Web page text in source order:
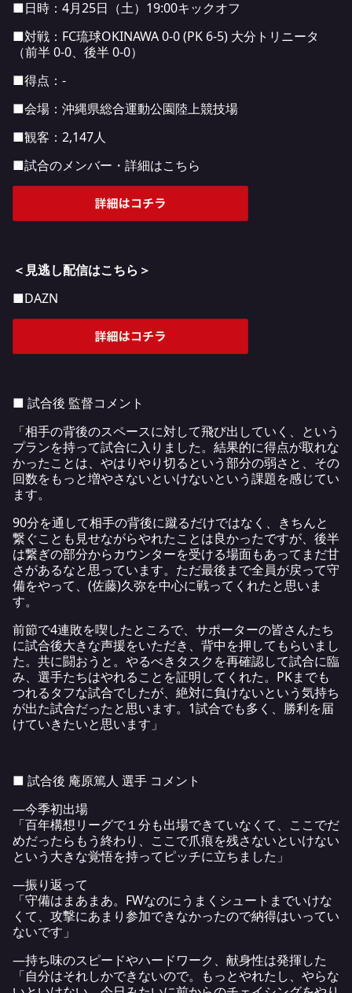
■日時：4月25日（土）19:00キックオフ
■対戦：FC琉球OKINAWA 0-0 (PK 6-5) 大分トリニータ
（前半 0-0、後半 0-0）
■得点：-
■会場：沖縄県総合運動公園陸上競技場
■観客：2,147人
■試合のメンバー・詳細はこちら
＜見逃し配信はこちら＞
■DAZN
■ 試合後 監督コメント
「相手の背後のスペースに対して飛び出していく、という
プランを持って試合に入りました。結果的に得点が取れな
かったことは、やはりやり切るという部分の弱さと、その
回数をもっと増やさないといけないという課題を感じてい
ます。
90分を通して相手の背後に蹴るだけではなく、きちんと
繋ぐことも見せながらやれたことは良かったですが、後半
は繋ぎの部分からカウンターを受ける場面もあってまだ甘
さがあるなと思っています。ただ最後まで全員が戻って守
備をやって、(佐藤)久弥を中心に戦ってくれたと思いま
す。
前節で4連敗を喫したところで、サポーターの皆さんたち
に試合後大きな声援をいただき、背中を押してもらいまし
た。共に闘おうと。やるべきタスクを再確認して試合に臨
み、選手たちはやれることを証明してくれた。PKまでも
つれるタフな試合でしたが、絶対に負けないという気持ち
が出た試合だったと思います。1試合でも多く、勝利を届
けていきたいと思います」
■ 試合後 庵原篤人 選手 コメント
―今季初出場
「百年構想リーグで１分も出場できていなくて、ここでだ
めだったらもう終わり、ここで爪痕を残さないといけない
という大きな覚悟を持ってピッチに立ちました」
―振り返って
「守備はまあまあ。FWなのにうまくシュートまでいけな
くて、攻撃にあまり参加できなかったので納得はいってい
ないです」
―持ち味のスピードやハードワーク、献身性は発揮した
「自分はそれしかできないので。もっとやれたし、やらな